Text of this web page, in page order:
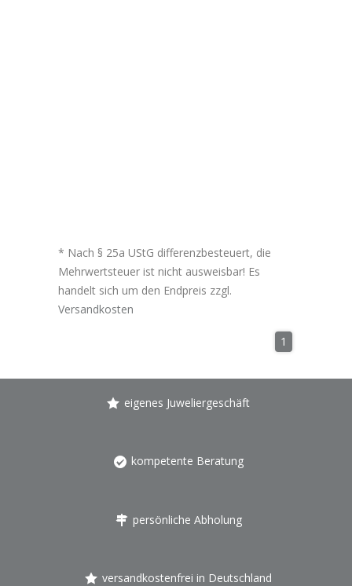
* Nach § 25a UStG differenzbesteuert, die
Mehrwertsteuer ist nicht ausweisbar! Es
handelt sich um den Endpreis zzgl.
Versandkosten
1
eigenes Juweliergeschäft
kompetente Beratung
persönliche Abholung
versandkostenfrei in Deutschland